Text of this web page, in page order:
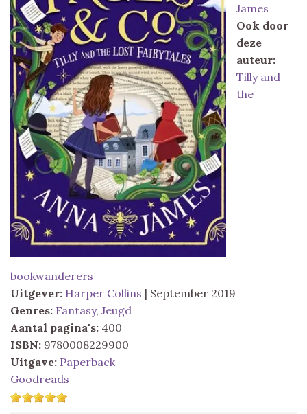
James
Ook door
deze
auteur:
Tilly and
the
bookwanderers
Uitgever: Harper Collins | September 2019
Genres: Fantasy, Jeugd
Aantal pagina's: 400
ISBN: 9780008229900
Uitgave: Paperback
Goodreads